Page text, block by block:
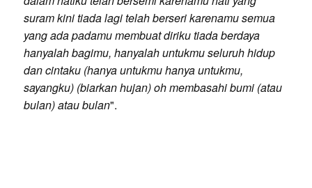
suram kini tiada lagi telah berseri karenamu semua
yang ada padamu membuat diriku tiada berdaya
hanyalah bagimu, hanyalah untukmu seluruh hidup
dan cintaku (hanya untukmu hanya untukmu,
sayangku) (biarkan hujan) oh membasahi bumi (atau
bulan) atau bulan".